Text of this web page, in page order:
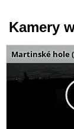
Kamery
Martinské hole